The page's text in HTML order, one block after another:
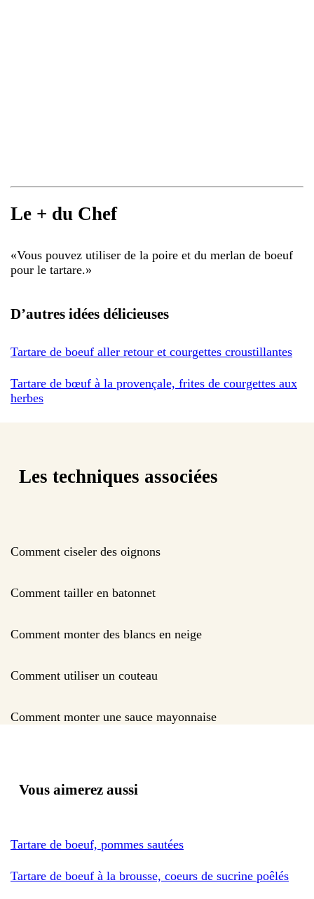
Le + du Chef
«Vous pouvez utiliser de la poire et du merlan de boeuf
pour le tartare.»
D’autres idées délicieuses
Tartare de boeuf aller retour et courgettes croustillantes
Tartare de bœuf à la provençale, frites de courgettes aux
herbes
Les techniques associées
Comment ciseler des oignons
Comment tailler en batonnet
Comment monter des blancs en neige
Comment utiliser un couteau
Comment monter une sauce mayonnaise
Vous aimerez aussi
Tartare de boeuf, pommes sautées
Tartare de boeuf à la brousse, coeurs de sucrine poêlés